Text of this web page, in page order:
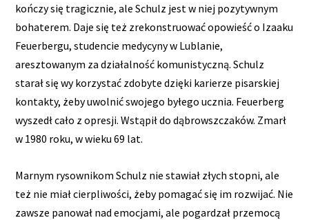
kończy się tragicznie, ale Schulz jest w niej pozytywnym
bohaterem. Daje się też zrekonstruować opowieść o Izaaku
Feuerbergu, studencie medycyny w Lublanie,
aresztowanym za działalność komunistyczną. Schulz
starał się wy korzystać zdobyte dzięki karierze pisarskiej
kontakty, żeby uwolnić swojego byłego ucznia. Feuerberg
wyszedł cało z opresji. Wstąpił do dąbrowszczaków. Zmarł
w 1980 roku, w wieku 69 lat.
Marnym rysownikom Schulz nie stawiał złych stopni, ale
też nie miał cierpliwości, żeby pomagać się im rozwijać. Nie
zawsze panował nad emocjami, ale pogardzał przemocą